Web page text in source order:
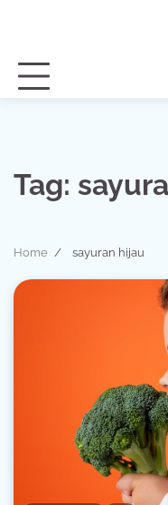
Tag:
Home sayuran hijau